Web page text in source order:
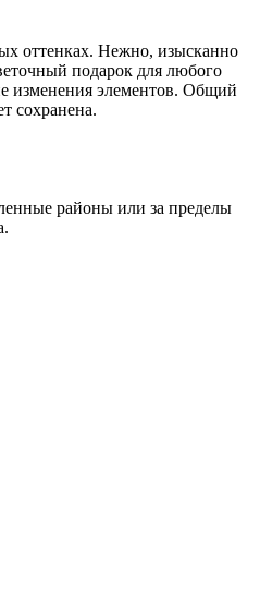
оттенках. Нежно, изысканно
подарок для любого
изменения элементов. Общий
сохранена.
районы или за пределы